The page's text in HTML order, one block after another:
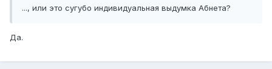
..., или это сугубо индивидуальная выдумка Абнета?
Да.